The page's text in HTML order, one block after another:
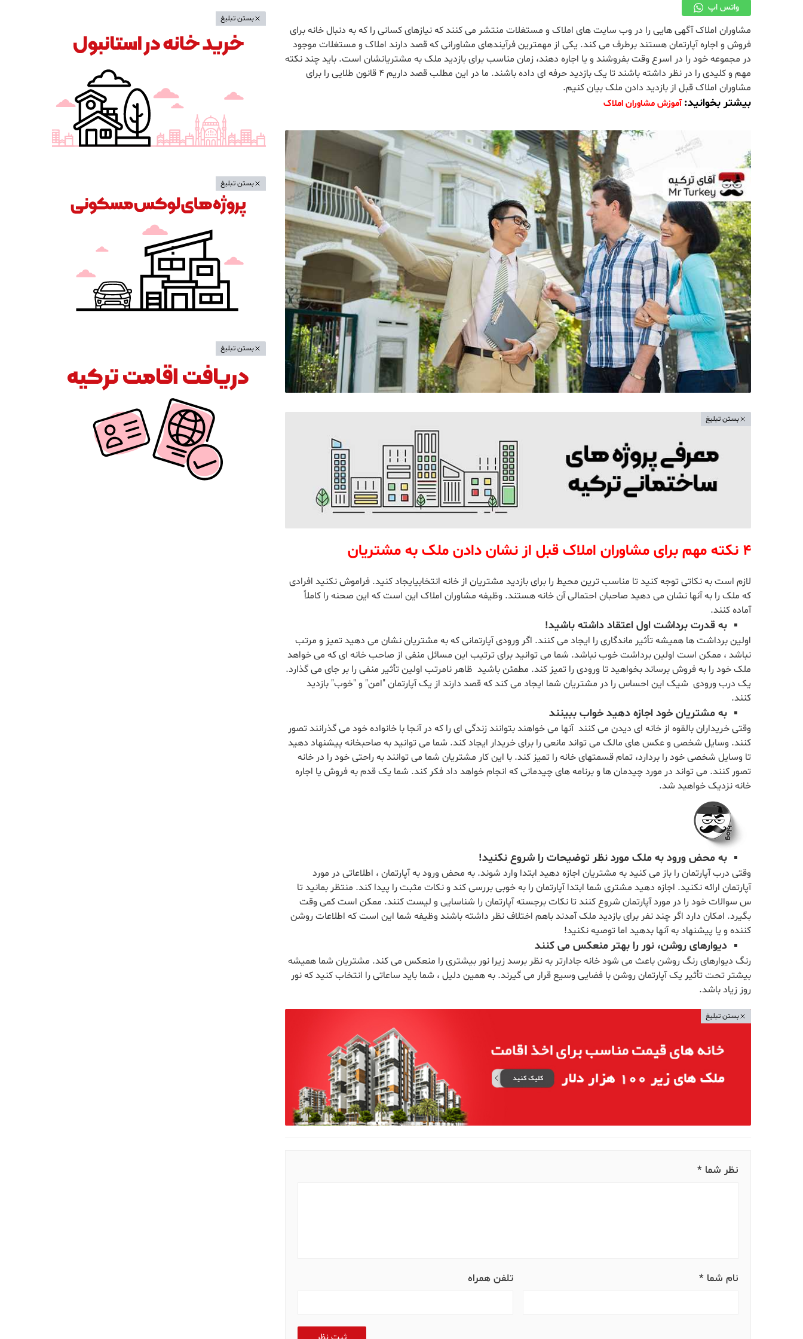
واتس اپ
مشاوران املاک آگهی هایی را در وب سایت های املاک و مستغلات منتشر می کنند که نیازهای کسانی را که به دنبال خانه برای
فروش و اجاره آپارتمان هستند برطرف می کند. یکی از مهمترین فرآیندهای مشاورانی که قصد دارند املاک و مستغلات موجود
در مجموعه خود را در اسرع وقت بفروشند و یا اجاره دهند، زمان مناسب برای بازدید ملک به مشتریانشان است. باید چند نکته
مهم و کلیدی را در نظر داشته باشند تا یک بازدید حرفه ای داده باشند. ما در این مطلب قصد داریم ۴ قانون طلایی را برای
مشاوران املاک قبل از بازدید دادن ملک بیان کنیم.
بیشتر بخوانید: آموزش مشاوران املاک
بستن تبلیغ
۴ نکته مهم برای مشاوران املاک قبل از نشان دادن ملک به مشتریان
لازم است به نکاتی توجه کنید تا مناسب ترین محیط را برای بازدید مشتریان از خانه انتخابیایجاد کنید. فراموش نکنید افرادی
که ملک را به آنها نشان می دهید صاحبان احتمالی آن خانه هستند. وظیفه مشاوران املاک این است که این صحنه را کاملاً
آماده کنند.
به قدرت برداشت اول اعتقاد داشته باشید!
اولین برداشت ها همیشه تأثیر ماندگاری را ایجاد می کنند. اگر ورودی آپارتمانی که به مشتریان نشان می دهید تمیز و مرتب
نباشد ، ممکن است اولین برداشت خوب نباشد. شما می توانید برای ترتیب این مسائل منفی از صاحب خانه ای که می خواهد
ملک خود را به فروش برساند بخواهید تا ورودی را تمیز کند. مطمئن باشید ظاهر نامرتب اولین تأثیر منفی را بر جای می گذارد.
یک درب ورودی شیک این احساس را در مشتریان شما ایجاد می کند که قصد دارند از یک آپارتمان "امن" و "خوب" بازدید
کنند.
به مشتریان خود اجازه دهید خواب ببینند
وقتی خریداران بالقوه از خانه ای دیدن می کنند آنها می خواهند بتوانند زندگی ای را که در آنجا با خانواده خود می گذرانند تصور
کنند. وسایل شخصی و عکس های مالک می تواند مانعی را برای خریدار ایجاد کند. شما می توانید به صاحبخانه پیشنهاد دهید
تا وسایل شخصی خود را بردارد، تمام قسمتهای خانه را تمیز کند. با این کار مشتریان شما می توانند به راحتی خود را در خانه
تصور کنند. می تواند در مورد چیدمان ها و برنامه های چیدمانی که انجام خواهد داد فکر کند. شما یک قدم به فروش یا اجاره
خانه نزدیک خواهید شد.
وقتی درب آپارتمان را باز می کنید به مشتریان اجازه دهید ابتدا وارد شوند. به محض ورود به آپارتمان ، اطلاعاتی در مورد
کننده و یا پیشنهاد به آنها بدهید اما توصیه نکنید!
بستن تبلیغ
بستن تبلیغ
بستن تبلیغ